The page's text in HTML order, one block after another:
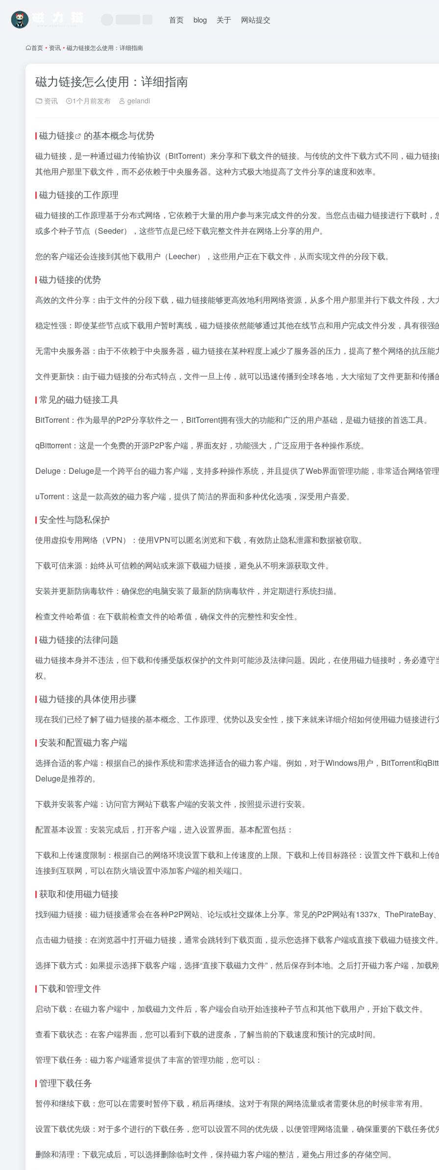
首页 blog 关于 网站提交
首页 • 资讯 • 磁力链接怎么使用：详细指南
磁力链接怎么使用：详细指南
资讯 1个月前发布 gelandi
磁力链接 的基本概念与优势
磁力链接 ，是一种通过磁力传输协议（BitTorrent）来分享和下载文件的链接。与传统的文件下载方式不同， 磁力链接
其他用户那里下载文件，而不必依赖于中央服务器。这种方式极大地提高了文件分享的速度和效率。
磁力链接的工作原理
磁力链接的工作原理基于分布式网络，它依赖于大量的用户参与来完成文件的分发。当您点击磁力链接进行下载时
或多个种子节点（Seeder），这些节点是已经下载完整文件并在网络上分享的用户。
您的客户端还会连接到其他下载用户（Leecher），这些用户正在下载文件，从而实现文件的分段下载。
磁力链接的优势
高效的文件分享：由于文件的分段下载，磁力链接能够更高效地利用网络资源，从多个用户那里并行下载文件段，大
稳定性强：即使某些节点或下载用户暂时离线，磁力链接依然能够通过其他在线节点和用户完成文件分发，具有很强
无需中央服务器：由于不依赖于中央服务器，磁力链接在某种程度上减少了服务器的压力，提高了整个网络的抗压能
文件更新快：由于磁力链接的分布式特点，文件一旦上传，就可以迅速传播到全球各地，大大缩短了文件更新和传播
常见的磁力链接工具
BitTorrent：作为最早的P2P分享软件之一，BitTorrent拥有强大的功能和广泛的用户基础，是磁力链接的首选工具。
qBittorrent：这是一个免费的开源P2P客户端，界面友好，功能强大，广泛应用于各种操作系统。
Deluge：Deluge是一个跨平台的磁力客户端，支持多种操作系统，并且提供了Web界面管理功能，非常适合网络管
uTorrent：这是一款高效的磁力客户端，提供了简洁的界面和多种优化选项，深受用户喜爱。
安全性与隐私保护
使用虚拟专用网络（VPN）：使用VPN可以匿名浏览和下载，有效防止隐私泄露和数据被窃取。
下载可信来源：始终从可信赖的网站或来源下载磁力链接，避免从不明来源获取文件。
安装并更新防病毒软件：确保您的电脑安装了最新的防病毒软件，并定期进行系统扫描。
检查文件哈希值：在下载前检查文件的哈希值，确保文件的完整性和安全性。
磁力链接的法律问题
磁力链接本身并不违法，但下载和传播受版权保护的文件则可能涉及法律问题。因此，在使用磁力链接时，务必遵
权。
磁力链接的具体使用步骤
现在我们已经了解了磁力链接的基本概念、工作原理、优势以及安全性，接下来就来详细介绍如何使用磁力链接进行
安装和配置磁力客户端
选择合适的客户端：根据自己的操作系统和需求选择适合的磁力客户端。例如，对于Windows用户，BitTorrent和
Deluge是推荐的。
下载并安装客户端：访问官方网站下载客户端的安装文件，按照提示进行安装。
配置基本设置：安装完成后，打开客户端，进入设置界面。基本配置包括：
下载和上传速度限制：根据自己的网络环境设置下载和上传速度的上限。下载和上传目标路径：设置文件下载和上
连接到互联网，可以在防火墙设置中添加客户端的相关端口。
获取和使用磁力链接
找到磁力链接：磁力链接通常会在各种P2P网站、论坛或社交媒体上分享。常见的P2P网站有1337x、ThePirateBay
点击磁力链接：在浏览器中打开磁力链接，通常会跳转到下载页面，提示您选择下载客户端或直接下载磁力链接文件
选择下载方式：如果提示选择下载客户端，选择“直接下载磁力文件”，然后保存到本地。之后打开磁力客户端，加载
下载和管理文件
启动下载：在磁力客户端中，加载磁力文件后，客户端会自动开始连接种子节点和其他下载用户，开始下载文件。
查看下载状态：在客户端界面，您可以看到下载的进度条，了解当前的下载速度和预计的完成时间。
管理下载任务：磁力客户端通常提供了丰富的管理功能，您可以：
管理下载任务
暂停和继续下载：您可以在需要时暂停下载，稍后再继续。这对于有限的网络流量或者需要休息的时候非常有用。
设置下载优先级：对于多个进行的下载任务，您可以设置不同的优先级，以便管理网络流量，确保重要的下载任务优
删除和清理：下载完成后，可以选择删除临时文件，保持磁力客户端的整洁，避免占用过多的存储空间。